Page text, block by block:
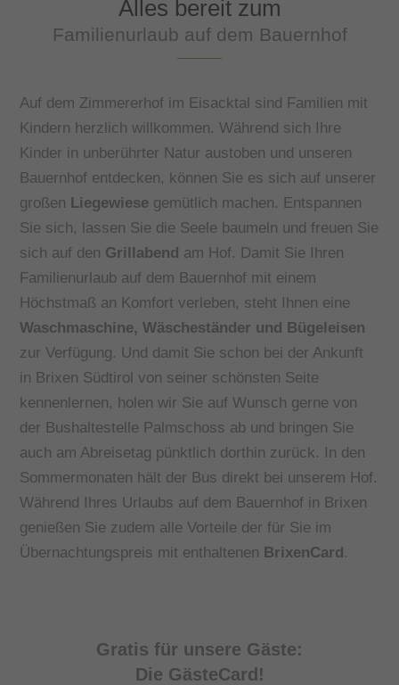
Alles bereit zum
Familienurlaub auf dem Bauernhof
Auf dem Zimmererhof im Eisacktal sind Familien mit
Kindern herzlich willkommen. Während sich Ihre
Kinder in unberührter Natur austoben und unseren
Bauernhof entdecken, können Sie es sich auf unserer
großen Liegewiese gemütlich machen. Entspannen
Sie sich, lassen Sie die Seele baumeln und freuen Sie
sich auf den Grillabend am Hof. Damit Sie Ihren
Familienurlaub auf dem Bauernhof mit einem
Höchstmaß an Komfort verleben, steht Ihnen eine
Waschmaschine, Wäscheständer und Bügeleisen
zur Verfügung. Und damit Sie schon bei der Ankunft
in Brixen Südtirol von seiner schönsten Seite
kennenlernen, holen wir Sie auf Wunsch gerne von
der Bushaltestelle Palmschoss ab und bringen Sie
auch am Abreisetag pünktlich dorthin zurück. In den
Sommermonaten hält der Bus direkt bei unserem Hof.
Während Ihres Urlaubs auf dem Bauernhof in Brixen
genießen Sie zudem alle Vorteile der für Sie im
Übernachtungspreis mit enthaltenen BrixenCard.
Gratis für unsere Gäste:
Die GästeCard!